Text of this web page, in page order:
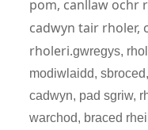
pom, canllaw ochr
cadwyn tair rholer,
rholeri.gwregys,
modiwlaidd,
cadwyn, pad sgriw,
warchod, braced